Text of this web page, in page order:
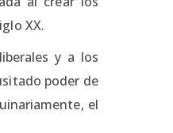
XX.
y a los
poder de
el